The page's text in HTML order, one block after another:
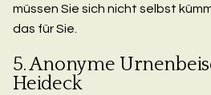
müssen Sie sich nicht selbst
das für Sie.
5. Anonyme
Heideck